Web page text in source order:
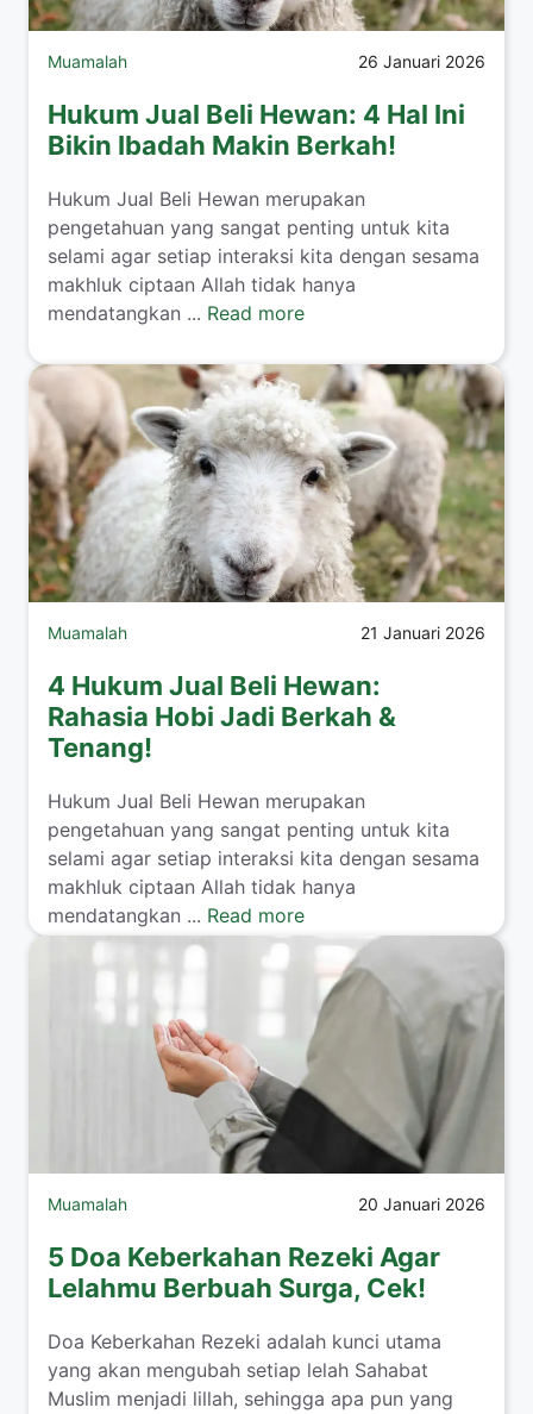
Muamalah 26 Januari 2026
Hukum Jual Beli Hewan: 4 Hal Ini
Bikin Ibadah Makin Berkah!
​Hukum Jual Beli Hewan merupakan
pengetahuan yang sangat penting untuk kita
selami agar setiap interaksi kita dengan sesama
makhluk ciptaan Allah tidak hanya
mendatangkan ... Read more
Muamalah 21 Januari 2026
4 Hukum Jual Beli Hewan:
Rahasia Hobi Jadi Berkah &
Tenang!
​Hukum Jual Beli Hewan merupakan
pengetahuan yang sangat penting untuk kita
selami agar setiap interaksi kita dengan sesama
makhluk ciptaan Allah tidak hanya
mendatangkan ... Read more
Muamalah 20 Januari 2026
5 Doa Keberkahan Rezeki Agar
Lelahmu Berbuah Surga, Cek!
​Doa Keberkahan Rezeki adalah kunci utama
yang akan mengubah setiap lelah Sahabat
Muslim menjadi lillah, sehingga apa pun yang